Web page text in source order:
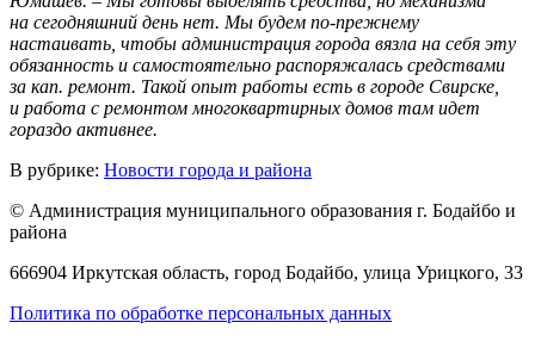
на сегодняшний день нет. Мы будем по-прежнему
настаивать, чтобы администрация города вязла на себя эту
обязанность и самостоятельно распоряжалась средствами
за кап. ремонт. Такой опыт работы есть в городе Свирске,
и работа с ремонтом многоквартирных домов там идет
гораздо активнее.
В рубрике: Новости города и района
© Администрация муниципального образования г. Бодайбо и
района
666904 Иркутская область, город Бодайбо, улица Урицкого, 33
Политика по обработке персональных данных